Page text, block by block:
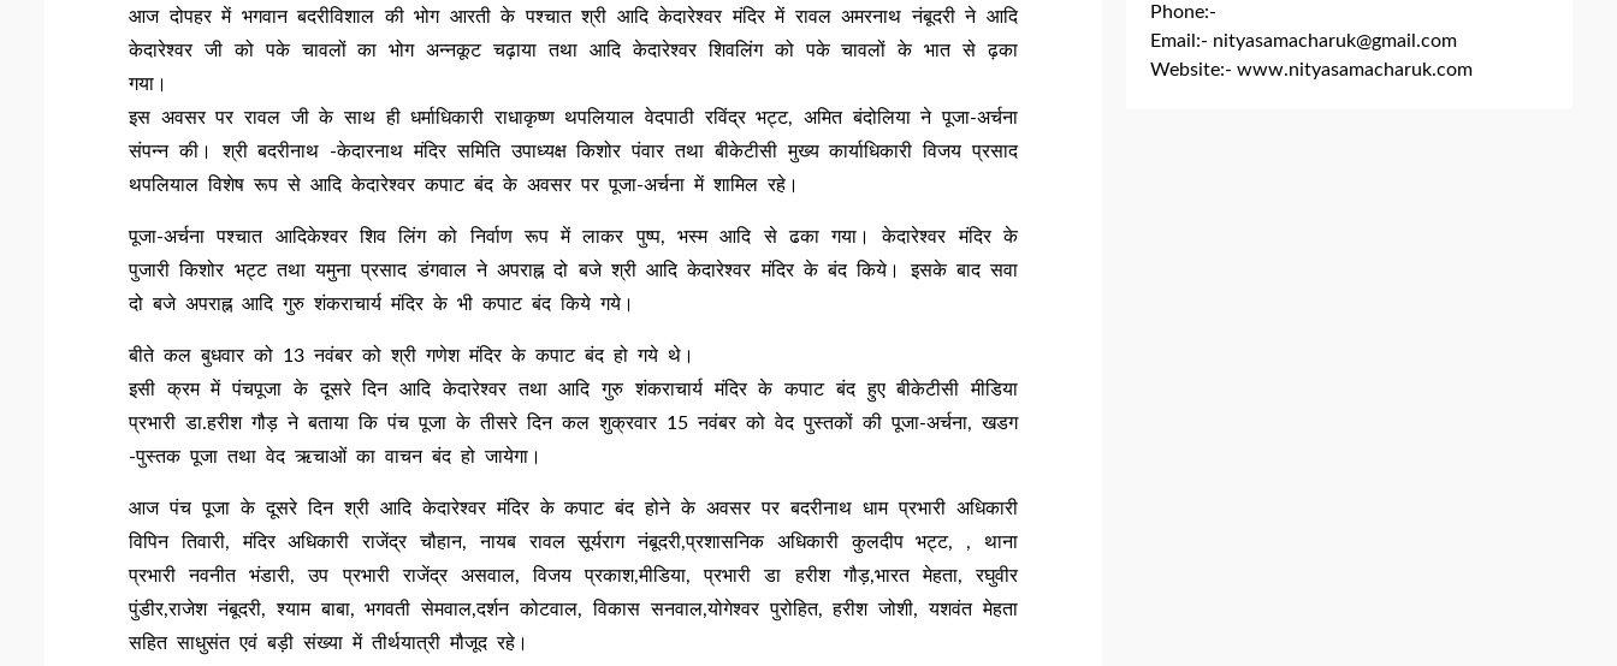
आज दोपहर में भगवान बदरीविशाल की भोग आरती के पश्चात श्री आदि केदारेश्वर मंदिर में रावल अमरनाथ नंबूदरी ने आदि
केदारेश्वर जी को पके चावलों का भोग अन्नकूट चढ़ाया तथा आदि केदारेश्वर शिवलिंग को पके चावलों के भात से ढ़का
गया।
इस अवसर पर रावल जी के साथ ही धर्माधिकारी राधाकृष्ण थपलियाल वेदपाठी रविंद्र भट्ट, अमित बंदोलिया ने पूजा-अर्चना
संपन्न की। श्री बदरीनाथ -केदारनाथ मंदिर समिति उपाध्यक्ष किशोर पंवार तथा बीकेटीसी मुख्य कार्याधिकारी विजय प्रसाद
थपलियाल विशेष रूप से आदि केदारेश्वर कपाट बंद के अवसर पर पूजा-अर्चना में शामिल रहे।
पूजा-अर्चना पश्चात आदिकेश्वर शिव लिंग को निर्वाण रूप में लाकर पुष्प, भस्म आदि से ढका गया। केदारेश्वर मंदिर के
पुजारी किशोर भट्ट तथा यमुना प्रसाद डंगवाल ने अपराह्न दो बजे श्री आदि केदारेश्वर मंदिर के बंद किये। इसके बाद सवा
दो बजे अपराह्न आदि गुरु शंकराचार्य मंदिर के भी कपाट बंद किये गये।
बीते कल बुधवार को 13 नवंबर को श्री गणेश मंदिर के कपाट बंद हो गये थे।
इसी क्रम में पंचपूजा के दूसरे दिन आदि केदारेश्वर तथा आदि गुरु शंकराचार्य मंदिर के कपाट बंद हुए बीकेटीसी मीडिया
प्रभारी डा.हरीश गौड़ ने बताया कि पंच पूजा के तीसरे दिन कल शुक्रवार 15 नवंबर को वेद पुस्तकों की पूजा-अर्चना, खडग
-पुस्तक पूजा तथा वेद ऋचाओं का वाचन बंद हो जायेगा।
आज पंच पूजा के दूसरे दिन श्री आदि केदारेश्वर मंदिर के कपाट बंद होने के अवसर पर बदरीनाथ धाम प्रभारी अधिकारी
विपिन तिवारी, मंदिर अधिकारी राजेंद्र चौहान, नायब रावल सूर्यराग नंबूदरी,प्रशासनिक अधिकारी कुलदीप भट्ट, , थाना
प्रभारी नवनीत भंडारी, उप प्रभारी राजेंद्र असवाल, विजय प्रकाश,मीडिया, प्रभारी डा हरीश गौड़,भारत मेहता, रघुवीर
पुंडीर,राजेश नंबूदरी, श्याम बाबा, भगवती सेमवाल,दर्शन कोटवाल, विकास सनवाल,योगेश्वर पुरोहित, हरीश जोशी, यशवंत मेहता
सहित साधुसंत एवं बड़ी संख्या में तीर्थयात्री मौजूद रहे।
Phone:-
Email:- nityasamacharuk@gmail.com
Website:- www.nityasamacharuk.com